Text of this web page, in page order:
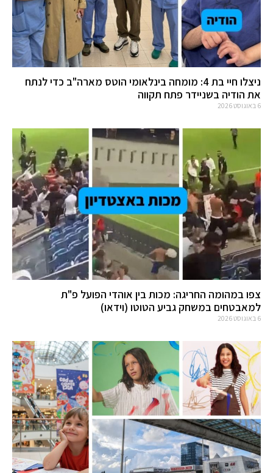
ניצלו חיי בת 4: מומחה בינלאומי הוטס מארה"ב כדי לנתח
את הודיה בשניידר פתח תקווה
6 באוגוסט 2026
צפו במהומה החריגה: מכות בין אוהדי הפועל פ"ת
למאבטחים במשחק גביע הטוטו (וידאו)
6 באוגוסט 2026